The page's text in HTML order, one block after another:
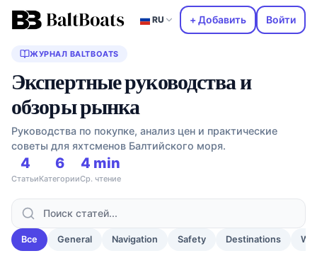
RU + Добавить Войти
ЖУРНАЛ BALTBOATS
Экспертные руководства и
обзоры рынка
Руководства по покупке, анализ цен и практические
советы для яхтсменов Балтийского моря.
4
Статьи
6
Категории
4 min
Ср. чтение
Все General Navigation Safety Destinations